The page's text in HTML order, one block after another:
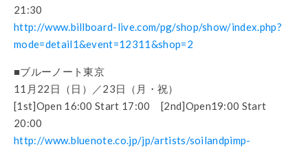
21:30
http://www.billboard-live.com/pg/shop/show/index.php?
mode=detail1&event=12311&shop=2
■ブルーノート東京
11月22日（日）／23日（月・祝）
[1st]Open 16:00 Start 17:00 [2nd]Open19:00 Start
20:00
http://www.bluenote.co.jp/jp/artists/soilandpimp-